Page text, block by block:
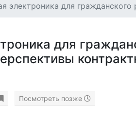
электроника для
для
Посмотреть позже